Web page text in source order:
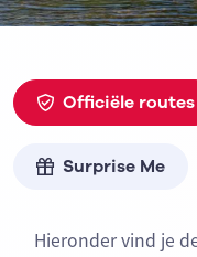
Officiële routes
Surprise Me
Hieronder vind je